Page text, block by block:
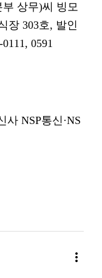
상무)씨 빙모
장 303호, 발인
0591
NSP통신·NS
more_vert